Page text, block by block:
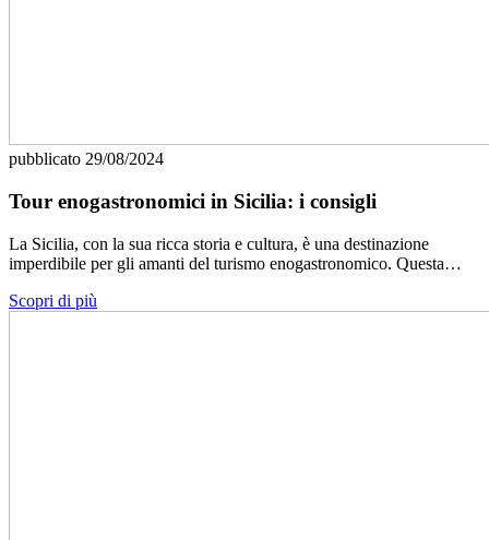
pubblicato 29/08/2024
Tour enogastronomici in Sicilia: i consigli
La Sicilia, con la sua ricca storia e cultura, è una destinazione
imperdibile per gli amanti del turismo enogastronomico. Questa…
Scopri di più